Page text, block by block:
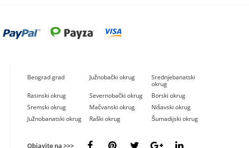
Beograd grad Južnobački okrug
Srednjebanatski
okrug
Rasinski okrug
Severnobački okrug
Borski okrug
Sremski okrug
Mačvanski okrug
Nišavski okrug
Južnobanatski okrug
Raški okrug Šumadijski okrug
Objavite na >>>